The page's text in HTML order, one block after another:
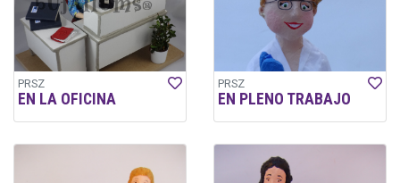
PRSZ
EN LA OFICINA
PRSZ
EN PLENO TRABAJO